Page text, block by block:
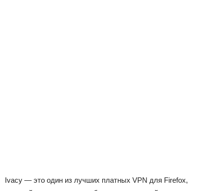
Ivacy — это один из лучших платных VPN для Firefox,